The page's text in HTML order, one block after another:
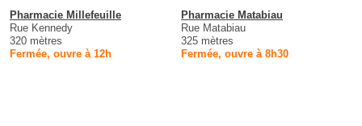
Pharmacie Millefeuille
Rue Kennedy
320 mètres
Fermée, ouvre à 12h
Pharmacie Matabiau
Rue Matabiau
325 mètres
Fermée, ouvre à 8h30